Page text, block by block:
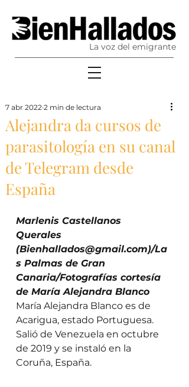
La voz del emigrante
Alejandra da cursos de
parasitología en su canal
de Telegram desde
España
7 abr 2022 2 min de lectura
Marlenis Castellanos
Querales
(Bienhallados@gmail.com)/La
s Palmas de Gran
Canaria/Fotografías cortesía
de María Alejandra Blanco
María Alejandra Blanco es de
Acarigua, estado Portuguesa.
Salió de Venezuela en octubre
de 2019 y se instaló en la
Coruña, España.